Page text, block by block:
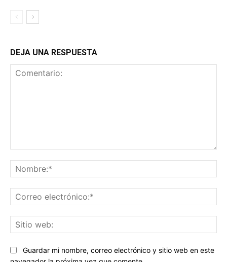
DEJA UNA RESPUESTA
Guardar mi nombre, correo electrónico y sitio web en este